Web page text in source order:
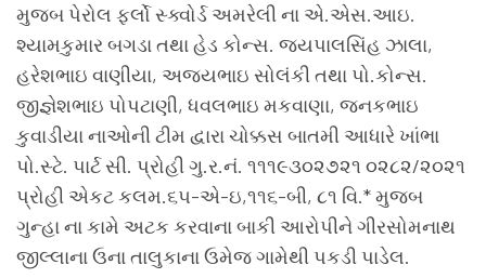
મુજબ પેરોલ ફર્લો સ્ક્વોર્ડ અમરેલી ના એ.એસ.આઇ.
શ્યામકુમાર બગડા તથા હેડ કોન્સ. જયપાલસિંહ ઝાલા,
હરેશભાઇ વાણીયા, અજયભાઇ સોલંકી તથા પો.કોન્સ.
જીજ્ઞેશભાઇ પોપટાણી, ધવલભાઇ મકવાણા, જનકભાઇ
કુવાડીયા નાઓની ટીમ દ્વારા ચોક્કસ બાતમી આધારે ખાંભા
પો.સ્ટે. પાર્ટ સી. પ્રોહી ગુ.ર.નં. ૧૧૧૯૩૦૨૭૨૧ ૦૨૮૨/૨૦૨૧
પ્રોહી એકટ કલમ.૬૫-એ-ઇ,૧૧૬-બી, ૮૧ વિ.* મુજબ
ગુન્હા ના કામે અટક કરવાના બાકી આરોપીને ગીરસોમનાથ
જીલ્લાના ઉના તાલુકાના ઉમેજ ગામેથી પકડી પાડેલ.